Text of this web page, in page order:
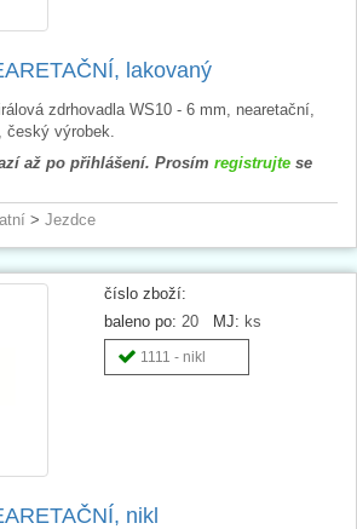
lakovaný
zdrhovadla WS10 - 6 mm, nearetační,
výrobek.
až po přihlášení. Prosím registrujte se
> Jezdce
číslo zboží:
baleno po: 20 MJ: ks
1111 - nikl
nikl